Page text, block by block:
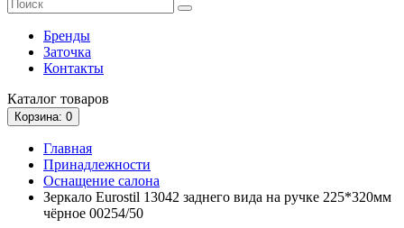
Бренды
Заточка
Контакты
Каталог товаров
Корзина: 0
Главная
Принадлежности
Оснащение салона
Зеркало Eurostil 13042 заднего вида на ручке 225*320мм
чёрное 00254/50